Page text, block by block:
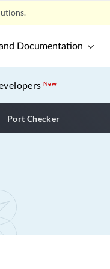
Documentation
New
application
Port Checker